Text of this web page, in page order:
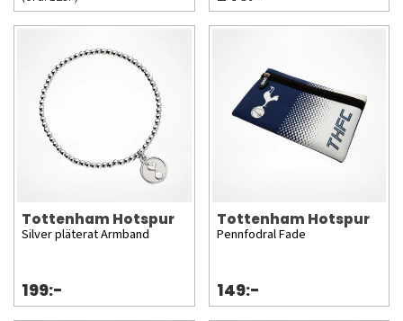
Tottenham Hotspur
Silver pläterat Armband
199:-
Tottenham Hotspur
Pennfodral Fade
149:-